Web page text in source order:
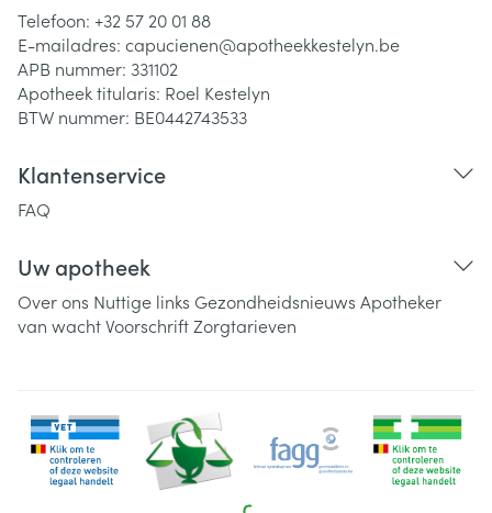
Telefoon: +32 57 20 01 88
E-mailadres: capucienen@apotheekkestelyn.be
APB nummer: 331102
Apotheek titularis: Roel Kestelyn
BTW nummer: BE0442743533
Klantenservice
FAQ
Uw apotheek
Over ons Nuttige links Gezondheidsnieuws Apotheker
van wachtVoorschriftZorgtarieven